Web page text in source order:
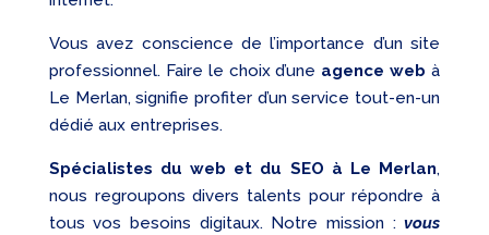
Vous avez conscience de l’importance d’un site
professionnel. Faire le choix d’une agence web à
Le Merlan, signifie profiter d’un service tout-en-un
dédié aux entreprises.
Spécialistes du web et du SEO à Le Merlan,
nous regroupons divers talents pour répondre à
tous vos besoins digitaux. Notre mission :vous